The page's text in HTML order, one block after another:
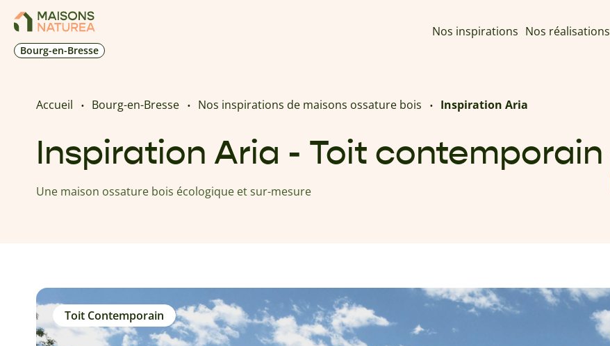
Bourg-en-Bresse
Nos inspirations Nos réalisations
Accueil Bourg-en-Bresse Nos inspirations de maisons ossature bois Inspiration Aria
Inspiration Aria - Toit contemporain
Une maison ossature bois écologique et sur-mesure
Toit Contemporain